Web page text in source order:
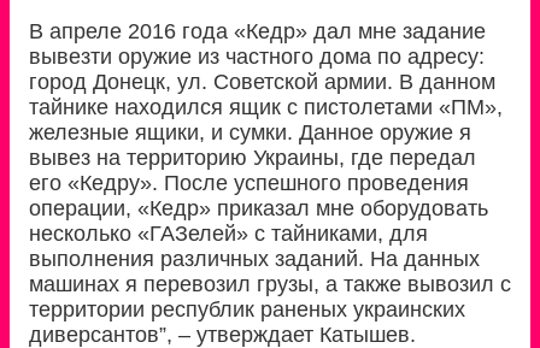
В апреле 2016 года «Кедр» дал мне задание
вывезти оружие из частного дома по адресу:
город Донецк, ул. Советской армии. В данном
тайнике находился ящик с пистолетами «ПМ»,
железные ящики, и сумки. Данное оружие я
вывез на территорию Украины, где передал
его «Кедру». После успешного проведения
операции, «Кедр» приказал мне оборудовать
несколько «ГАЗелей» с тайниками, для
выполнения различных заданий. На данных
машинах я перевозил грузы, а также вывозил с
территории республик раненых украинских
диверсантов”, – утверждает Катышев.